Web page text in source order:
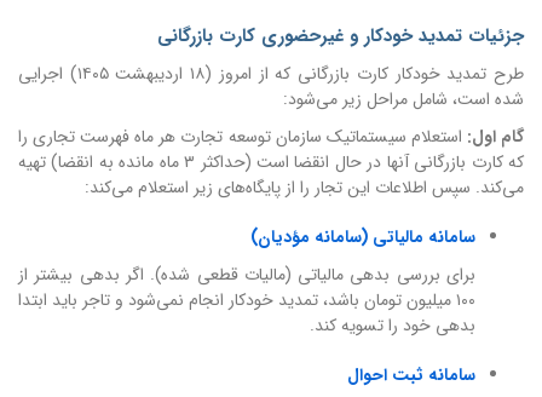
جزئیات تمدید خودکار و غیرحضوری کارت بازرگانی
طرح تمدید خودکار کارت بازرگانی که از امروز (۱۸ اردیبهشت ۱۴۰۵) اجرایی
شده است، شامل مراحل زیر می‌شود:
گام اول: استعلام سیستماتیک سازمان توسعه تجارت هر ماه فهرست تجاری را
که کارت بازرگانی آنها در حال انقضا است (حداکثر ۳ ماه مانده به انقضا) تهیه
می‌کند. سپس اطلاعات این تجار را از پایگاه‌های زیر استعلام می‌کند:
سامانه مالیاتی (سامانه مؤدیان)
برای بررسی بدهی مالیاتی (مالیات قطعی شده). اگر بدهی بیشتر از
۱۰۰ میلیون تومان باشد، تمدید خودکار انجام نمی‌شود و تاجر باید ابتدا
بدهی خود را تسویه کند.
سامانه ثبت احوال